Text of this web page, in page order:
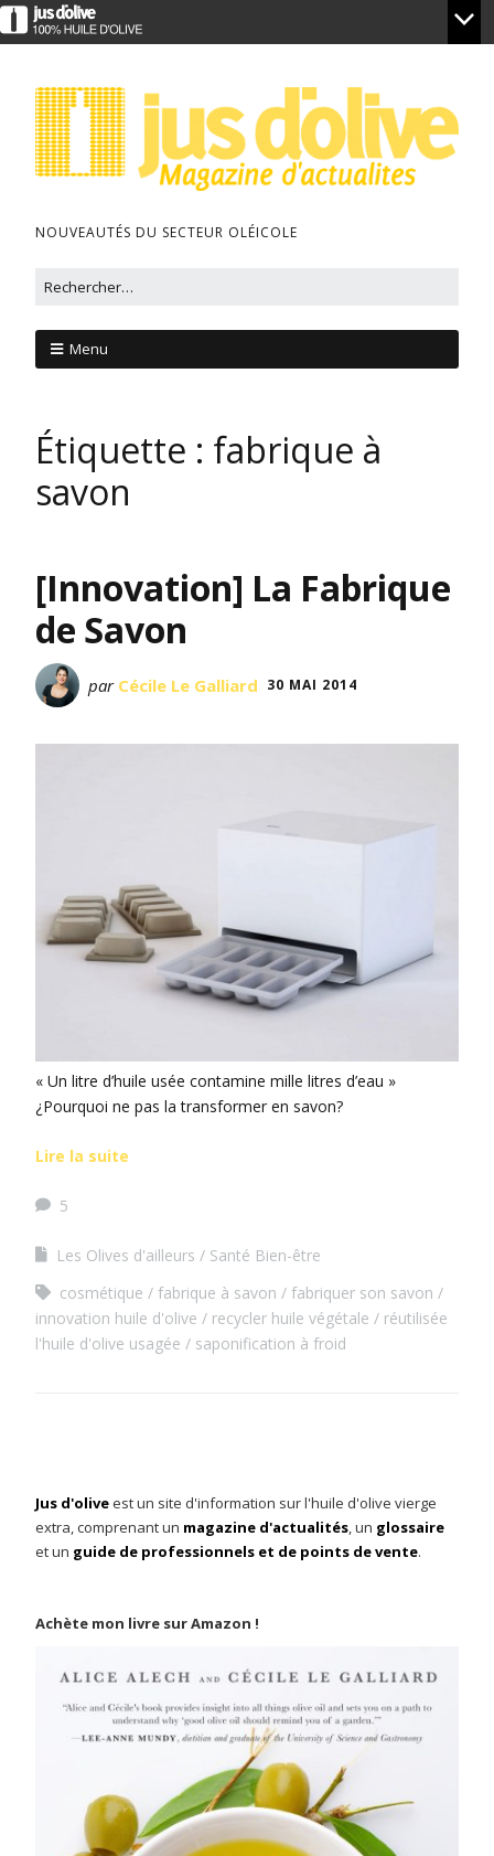
NOUVEAUTÉS DU SECTEUR OLÉICOLE
Menu
Étiquette : fabrique à
savon
[Innovation] La Fabrique
de Savon
par Cécile Le Galliard 30 MAI 2014
« Un litre d’huile usée contamine mille litres d’eau »
¿Pourquoi ne pas la transformer en savon?
Lire la suite
5
Les Olives d'ailleurs
Santé Bien-être
cosmétique
fabrique à savon
fabriquer son savon
innovation huile d'olive
recycler huile végétale
réutilisée
l'huile d'olive usagée
saponification à froid
Jus d'oliveest un site d'information sur l'huile d'olive vierge
extra, comprenant un magazine d'actualités, un glossaire
et un guide de professionnels et de points de vente.
Achète mon livre sur Amazon !